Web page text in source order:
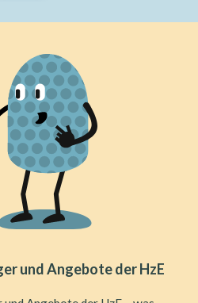
und Angebote der HzE